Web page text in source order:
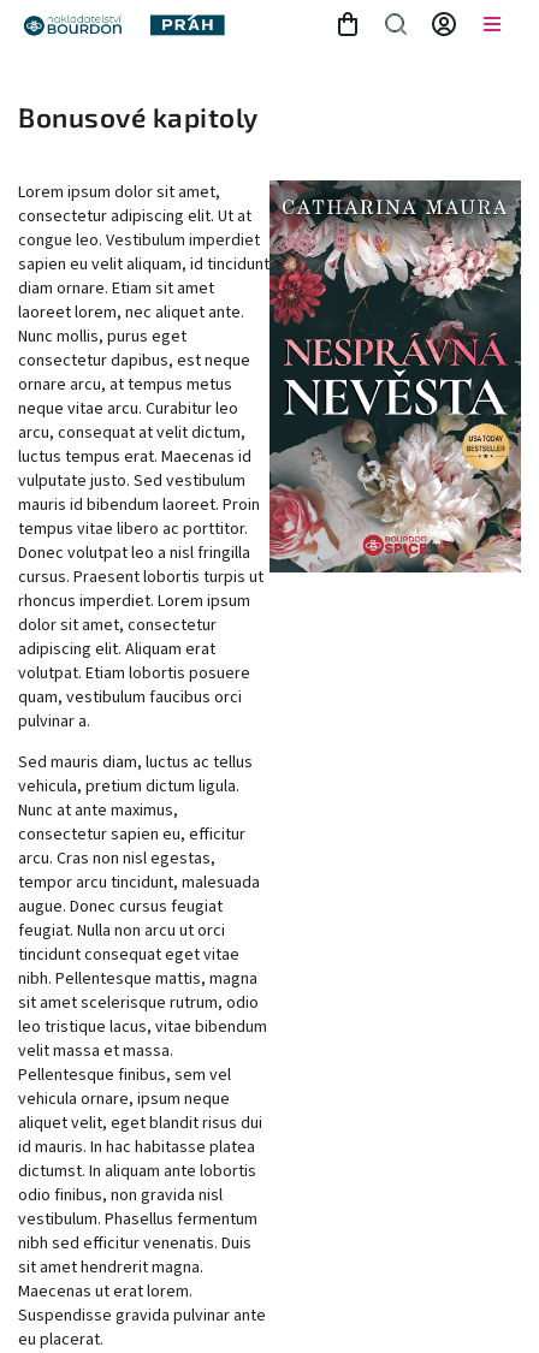
Bonusové kapitoly
Lorem ipsum dolor sit amet,
consectetur adipiscing elit. Ut at
congue leo. Vestibulum imperdiet
sapien eu velit aliquam, id tincidunt
diam ornare. Etiam sit amet
laoreet lorem, nec aliquet ante.
Nunc mollis, purus eget
consectetur dapibus, est neque
ornare arcu, at tempus metus
neque vitae arcu. Curabitur leo
arcu, consequat at velit dictum,
luctus tempus erat. Maecenas id
vulputate justo. Sed vestibulum
mauris id bibendum laoreet. Proin
tempus vitae libero ac porttitor.
Donec volutpat leo a nisl fringilla
cursus. Praesent lobortis turpis ut
rhoncus imperdiet. Lorem ipsum
dolor sit amet, consectetur
adipiscing elit. Aliquam erat
volutpat. Etiam lobortis posuere
quam, vestibulum faucibus orci
pulvinar a.
Sed mauris diam, luctus ac tellus
vehicula, pretium dictum ligula.
Nunc at ante maximus,
consectetur sapien eu, efficitur
arcu. Cras non nisl egestas,
tempor arcu tincidunt, malesuada
augue. Donec cursus feugiat
feugiat. Nulla non arcu ut orci
tincidunt consequat eget vitae
nibh. Pellentesque mattis, magna
sit amet scelerisque rutrum, odio
leo tristique lacus, vitae bibendum
velit massa et massa.
Pellentesque finibus, sem vel
vehicula ornare, ipsum neque
aliquet velit, eget blandit risus dui
id mauris. In hac habitasse platea
dictumst. In aliquam ante lobortis
odio finibus, non gravida nisl
vestibulum. Phasellus fermentum
nibh sed efficitur venenatis. Duis
sit amet hendrerit magna.
Maecenas ut erat lorem.
Suspendisse gravida pulvinar ante
eu placerat.